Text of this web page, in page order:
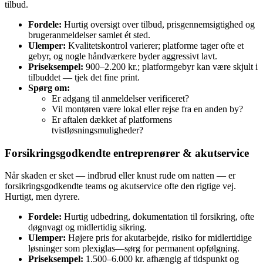
tilbud.
Fordele: Hurtig oversigt over tilbud, prisgennemsigtighed og
brugeranmeldelser samlet ét sted.
Ulemper: Kvalitetskontrol varierer; platforme tager ofte et
gebyr, og nogle håndværkere byder aggressivt lavt.
Priseksempel: 900–2.200 kr.; platformgebyr kan være skjult i
tilbuddet — tjek det fine print.
Spørg om:
Er adgang til anmeldelser verificeret?
Vil montøren være lokal eller rejse fra en anden by?
Er aftalen dækket af platformens
tvistløsningsmuligheder?
Forsikringsgodkendte entreprenører & akutservice
Når skaden er sket — indbrud eller knust rude om natten — er
forsikringsgodkendte teams og akutservice ofte den rigtige vej.
Hurtigt, men dyrere.
Fordele: Hurtig udbedring, dokumentation til forsikring, ofte
døgnvagt og midlertidig sikring.
Ulemper: Højere pris for akutarbejde, risiko for midlertidige
løsninger som plexiglas—sørg for permanent opfølgning.
Priseksempel: 1.500–6.000 kr. afhængig af tidspunkt og